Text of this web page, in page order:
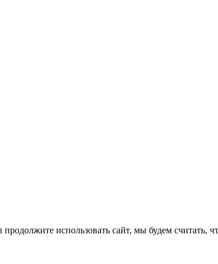
использовать сайт, мы будем считать,